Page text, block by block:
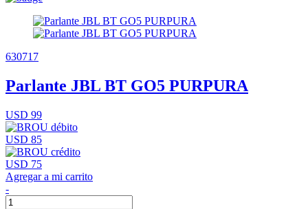
630717
Parlante JBL BT GO5 PURPURA
USD 99
USD 85
USD 75
Agregar a mi carrito
-